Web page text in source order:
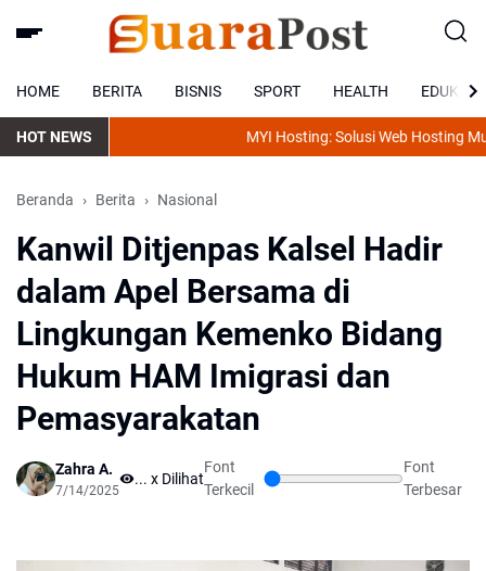
HOME BERITA BISNIS SPORT HEALTH EDUKASI
HOT NEWS MYI Hosting: Solusi Web Hosting
Beranda Berita Nasional
Kanwil Ditjenpas Kalsel Hadir
dalam Apel Bersama di
Lingkungan Kemenko Bidang
Hukum HAM Imigrasi dan
Pemasyarakatan
Zahra A.
7/14/2025
Font
Terkecil
Font
Terbesar
... x Dilihat